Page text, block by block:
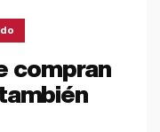
compran